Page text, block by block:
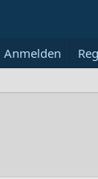
Anmelden